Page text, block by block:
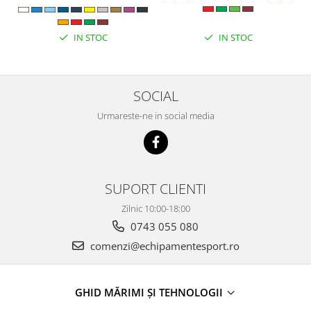
IN STOC IN STOC
SOCIAL
Urmareste-ne in social media
SUPORT CLIENTI
Zilnic 10:00-18:00
0743 055 080
comenzi@echipamentesport.ro
GHID MĂRIMI ȘI TEHNOLOGII